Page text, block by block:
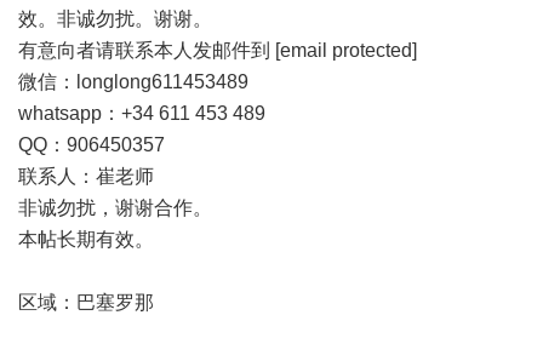
效。非诚勿扰。谢谢。
有意向者请联系本人发邮件到 [email protected]
微信：longlong611453489
whatsapp：+34 611 453 489
QQ：906450357
联系人：崔老师
非诚勿扰，谢谢合作。
本帖长期有效。
区域：巴塞罗那